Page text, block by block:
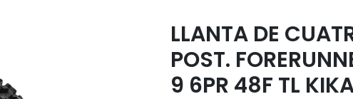
LLANTA DE
POST.
9 6PR 48F TL